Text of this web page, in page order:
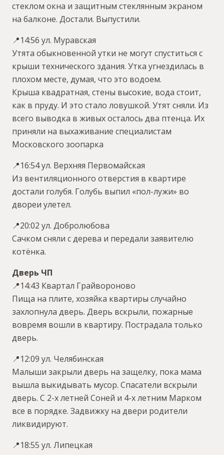
стеклом окна и защитным стеклянным экраном
на балконе. Достали. Выпустили.
📍14:56 ул. Муравская
Утята обыкновенной утки не могут спуститься с
крыши технического здания. Утка угнездилась в
плохом месте, думая, что это водоем.
Крыша квадратная, стены высокие, вода стоит,
как в пруду. И это стало ловушкой. Утят сняли. Из
всего выводка в живых осталось два птенца. Их
приняли на выхаживание специалистам
Московского зоопарка
📍16:54 ул. Верхняя Первомайская
Из вентиляционного отверстия в квартире
достали голубя. Голубь выпил «пол-лужи» во
двореи улетел.
📍20:02 ул. Добролюбова
Сачком сняли с дерева и передали заявителю
котёнка.
Дверь ЧП
📍14:43 Квартал Грайвороново
Пища на плите, хозяйка квартиры случайно
захлопнула дверь. Дверь вскрыли, пожарные
вовремя вошли в квартиру. Пострадала только
дверь.
📍12:09 ул. Челябинская
Малыши закрыли дверь на защелку, пока мама
вышла выкидывать мусор. Спасатели вскрыли
дверь. С 2-х летней Соней и 4-х летним Марком
все в порядке. Задвижку на двери родители
ликвидируют.
📍18:55 ул. Липецкая